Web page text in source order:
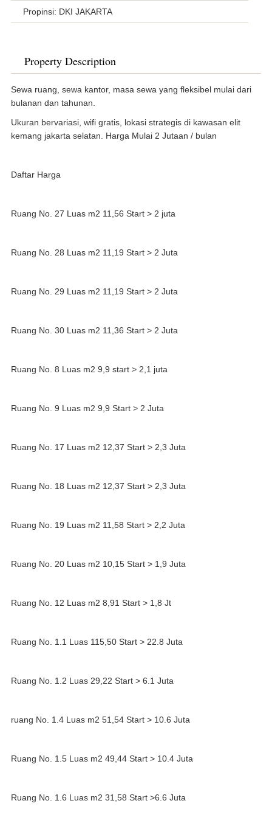
Propinsi: DKI JAKARTA
Property Description
Sewa ruang, sewa kantor, masa sewa yang fleksibel mulai dari
bulanan dan tahunan.
Ukuran bervariasi, wifi gratis, lokasi strategis di kawasan elit
kemang jakarta selatan. Harga Mulai 2 Jutaan / bulan
Daftar Harga
Ruang No. 27 Luas m2 11,56 Start > 2 juta
Ruang No. 28 Luas m2 11,19 Start > 2 Juta
Ruang No. 29 Luas m2 11,19 Start > 2 Juta
Ruang No. 30 Luas m2 11,36 Start > 2 Juta
Ruang No. 8 Luas m2 9,9 start > 2,1 juta
Ruang No. 9 Luas m2 9,9 Start > 2 Juta
Ruang No. 17 Luas m2 12,37 Start > 2,3 Juta
Ruang No. 18 Luas m2 12,37 Start > 2,3 Juta
Ruang No. 19 Luas m2 11,58 Start > 2,2 Juta
Ruang No. 20 Luas m2 10,15 Start > 1,9 Juta
Ruang No. 12 Luas m2 8,91 Start > 1,8 Jt
Ruang No. 1.1 Luas 115,50 Start > 22.8 Juta
Ruang No. 1.2 Luas 29,22 Start > 6.1 Juta
ruang No. 1.4 Luas m2 51,54 Start > 10.6 Juta
Ruang No. 1.5 Luas m2 49,44 Start > 10.4 Juta
Ruang No. 1.6 Luas m2 31,58 Start >6.6 Juta